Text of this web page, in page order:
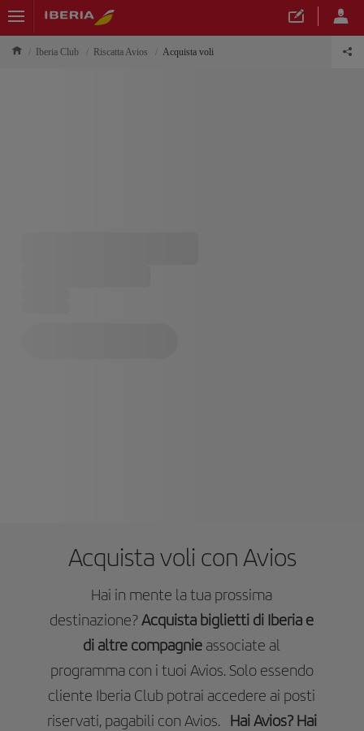
Iberia Club Riscatta Avios Acquista voli
Acquista voli con Avios
Hai in mente la tua prossima
destinazione?Acquista biglietti di Iberia e
di altre compagnie associate al
programma con i tuoi Avios. Solo essendo
cliente Iberia Club potrai accedere ai posti
riservati, pagabili con Avios. Hai Avios? Hai